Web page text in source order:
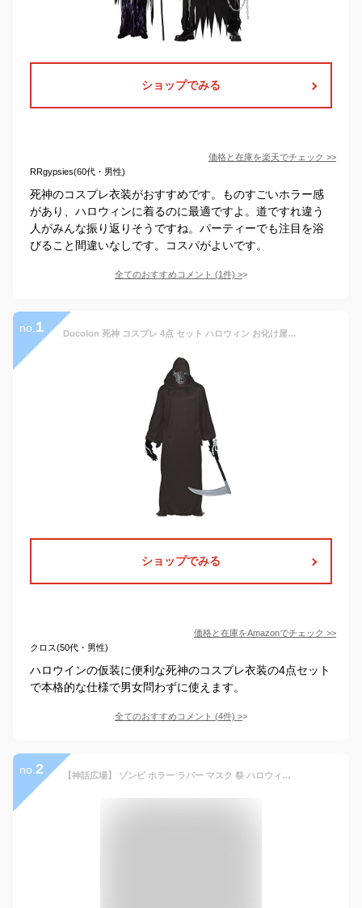
ショップでみる
価格と在庫を楽天でチェック >>
RRgypsies(60代・男性)
死神のコスプレ衣装がおすすめです。ものすごいホラー感
があり、ハロウィンに着るのに最適ですよ。道ですれ違う
人がみんな振り返りそうですね。パーティーでも注目を浴
びること間違いなしです。コスパがよいです。
全てのおすすめコメント (1件) >
no. 1 Ducolon 死神 コスプレ 4点 セット ハロウィン お化け屋敷 衣装 大人用 男女兼用 肝試し
ショップでみる
価格と在庫をAmazonでチェック >>
クロス(50代・男性)
ハロウインの仮装に便利な死神のコスプレ衣装の4点セット
で本格的な仕様で男女問わずに使えます。
全てのおすすめコメント (4件) >
no. 2 【神話広場】 ゾンビ ホラー ラバー マスク 祭 ハロウィン クリスマス お面 仮面 コスプレ 仮装 変装 パーティー イベント 宴会